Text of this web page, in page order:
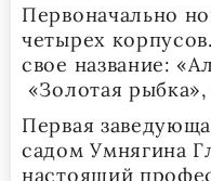
Первоначально
четырех
свое название:
«Золотая
Первая
садом Умнягина
настоящий